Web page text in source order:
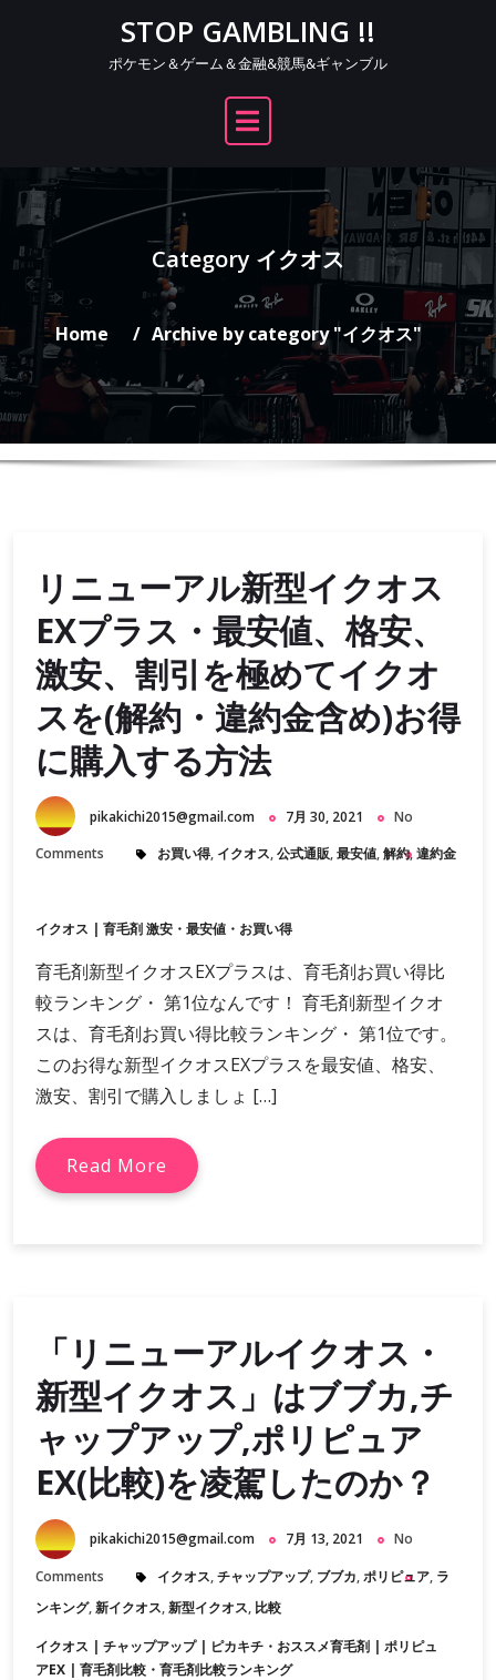
STOP GAMBLING !!
ポケモン＆ゲーム＆金融&競馬&ギャンブル
Category イクオス
Home Archive by category "イクオス"
リニューアル新型イクオス
EXプラス・最安値、格安、
激安、割引を極めてイクオ
スを(解約・違約金含め)お得
に購入する方法
pikakichi2015@gmail.com 7月 30, 2021
No
Comments
お買い得, イクオス,公式通販,最安値,解約,違約金
イクオス | 育毛剤 激安・最安値・お買い得
育毛剤新型イクオスEXプラスは、育毛剤お買い得比
較ランキング・ 第1位なんです！ 育毛剤新型イクオ
スは、育毛剤お買い得比較ランキング・ 第1位です。
このお得な新型イクオスEXプラスを最安値、格安、
激安、割引で購入しましょ […]
Read More
「リニューアルイクオス・
新型イクオス」はブブカ,チ
ャップアップ,ポリピュア
EX(比較)を凌駕したのか？
pikakichi2015@gmail.com 7月 13, 2021
No
Comments
イクオス,チャップアップ, ブブカ,ポリピュア, ラ
ンキング,新イクオス,新型イクオス, 比較
イクオス | チャップアップ| ピカキチ・おススメ育毛剤 | ポリピュ
アEX | 育毛剤比較・育毛剤比較ランキング